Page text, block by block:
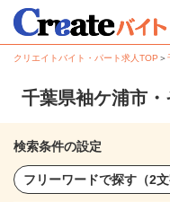
クリエイトバイト・パート求人TOP ＞
千葉県袖ケ浦市
検索条件の設定